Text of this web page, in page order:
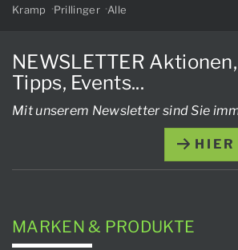
Kramp
Prillinger Alle
NEWSLETTER
Tipps, Events...
Mit unserem Newsletter sind Sie
MARKEN & PRODUKTE